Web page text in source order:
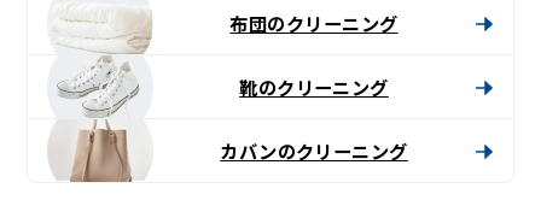
布団のクリーニング
靴のクリーニング
カバンのクリーニング